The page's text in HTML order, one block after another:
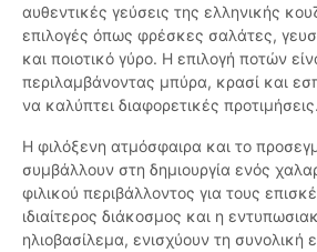
αυθεντικές γεύσεις της ελληνικής
επιλογές όπως φρέσκες σαλάτες,
και ποιοτικό γύρο. Η επιλογή ποτών
περιλαμβάνοντας μπύρα, κρασί και
να καλύπτει διαφορετικές προτιμήσεις.
Η φιλόξενη ατμόσφαιρα και το
συμβάλλουν στη δημιουργία ενός
φιλικού περιβάλλοντος για τους
ιδιαίτερος διάκοσμος και η
ηλιοβασίλεμα, ενισχύουν τη συνολική